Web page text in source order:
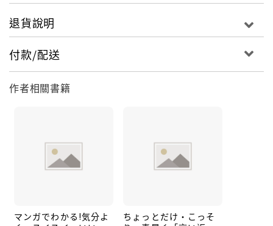
退貨說明
付款/配送
作者相關書籍
マンガでわかる!気分よ
ちょっとだけ・こっそ